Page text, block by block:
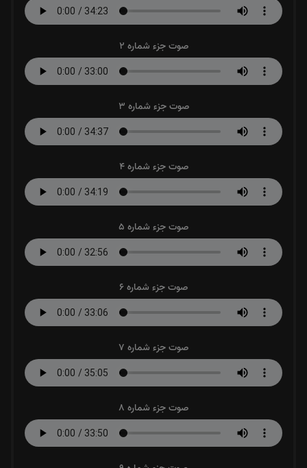
صوت جزء شماره 2
صوت جزء شماره 3
صوت جزء شماره 4
صوت جزء شماره 5
صوت جزء شماره 6
صوت جزء شماره 7
صوت جزء شماره 8